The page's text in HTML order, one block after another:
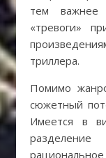
тем важнее
«тревоги»
триллера.
Помимо
сюжетный
Имеется в